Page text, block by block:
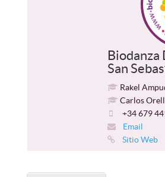
Biodanza
San
Rakel
Carlos
+34 679
Email
Sitio Web